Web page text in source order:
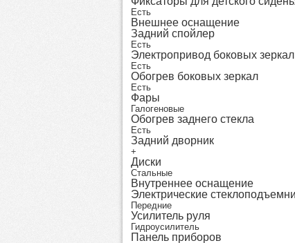
Есть
Внешнее оснащение
Задний спойлер
Есть
Электропривод боковых зеркал
Есть
Обогрев боковых зеркал
Есть
Фары
Галогеновые
Обогрев заднего стекла
Есть
Задний дворник
+
Диски
Стальные
Внутреннее оснащение
Электрические
Передние
Усилитель руля
Гидроусилитель
Панель приборов